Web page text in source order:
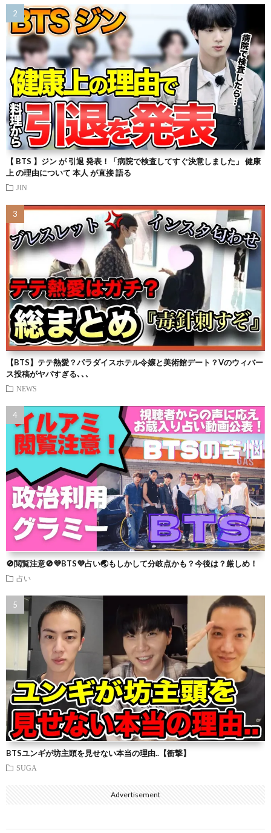
【 BTS 】ジン が 引退 発表！「病院で検査してすぐ決意しました」 健康
上 の理由について 本人 が直接 語る
JIN
【BTS】テテ熱愛？パラダイスホテル令嬢と美術館デート？Vのウィバー
ス投稿がヤバすぎる､､､
NEWS
🚫閲覧注意🚫💜BTS💜占い🌏もしかして分岐点かも？今後は？厳しめ！
占い
BTSユンギが坊主頭を見せない本当の理由..【衝撃】
SUGA
Advertisement